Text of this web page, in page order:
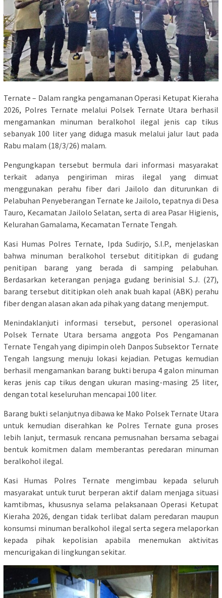
Ternate – Dalam rangka pengamanan Operasi Ketupat Kieraha
2026, Polres Ternate melalui Polsek Ternate Utara berhasil
mengamankan minuman beralkohol ilegal jenis cap tikus
sebanyak 100 liter yang diduga masuk melalui jalur laut pada
Rabu malam (18/3/26) malam.
Pengungkapan tersebut bermula dari informasi masyarakat
terkait adanya pengiriman miras ilegal yang dimuat
menggunakan perahu fiber dari Jailolo dan diturunkan di
Pelabuhan Penyeberangan Ternate ke Jailolo, tepatnya di Desa
Tauro, Kecamatan Jailolo Selatan, serta di area Pasar Higienis,
Kelurahan Gamalama, Kecamatan Ternate Tengah.
Kasi Humas Polres Ternate, Ipda Sudirjo, S.I.P., menjelaskan
bahwa minuman beralkohol tersebut dititipkan di gudang
penitipan barang yang berada di samping pelabuhan.
Berdasarkan keterangan penjaga gudang berinisial S.J. (27),
barang tersebut dititipkan oleh anak buah kapal (ABK) perahu
fiber dengan alasan akan ada pihak yang datang menjemput.
Menindaklanjuti informasi tersebut, personel operasional
Polsek Ternate Utara bersama anggota Pos Pengamanan
Ternate Tengah yang dipimpin oleh Danpos Subsektor Ternate
Tengah langsung menuju lokasi kejadian. Petugas kemudian
berhasil mengamankan barang bukti berupa 4 galon minuman
keras jenis cap tikus dengan ukuran masing-masing 25 liter,
dengan total keseluruhan mencapai 100 liter.
Barang bukti selanjutnya dibawa ke Mako Polsek Ternate Utara
untuk kemudian diserahkan ke Polres Ternate guna proses
lebih lanjut, termasuk rencana pemusnahan bersama sebagai
bentuk komitmen dalam memberantas peredaran minuman
beralkohol ilegal.
Kasi Humas Polres Ternate mengimbau kepada seluruh
masyarakat untuk turut berperan aktif dalam menjaga situasi
kamtibmas, khususnya selama pelaksanaan Operasi Ketupat
Kieraha 2026, dengan tidak terlibat dalam peredaran maupun
konsumsi minuman beralkohol ilegal serta segera melaporkan
kepada pihak kepolisian apabila menemukan aktivitas
mencurigakan di lingkungan sekitar.